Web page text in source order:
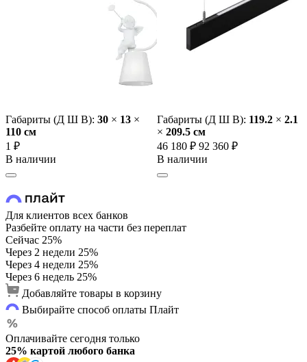
Габариты (Д Ш В): 30 × 13 ×
110 cм
1 ₽
В наличии
Габариты (Д Ш В): 119.2 × 2.1
× 209.5 cм
46 180 ₽ 92 360 ₽
В наличии
Для клиентов всех банков
Разбейте оплату на части без переплат
Сейчас 25%
Через 2 недели 25%
Через 4 недели 25%
Через 6 недель 25%
Добавляйте товары в корзину
Выбирайте способ оплаты Плайт
Оплачивайте сегодня только
25% картой любого банка